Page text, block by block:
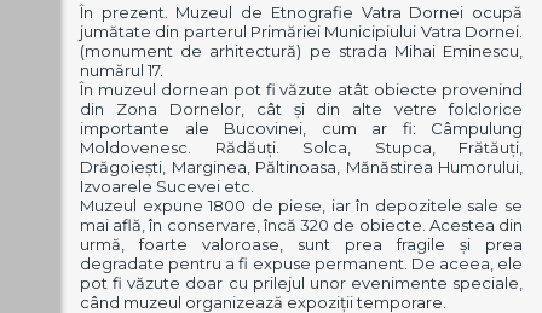
În prezent. Muzeul de Etnografie Vatra Dornei ocupă
jumătate din parterul Primăriei Municipiului Vatra Dornei.
(monument de arhitectură) pe strada Mihai Eminescu,
numărul 17.
În muzeul dornean pot fi văzute atât obiecte provenind
din Zona Dornelor, cât şi din alte vetre folclorice
importante ale Bucovinei, cum ar fi: Câmpulung
Moldovenesc. Rădăuţi. Solca, Stupca, Frătăuţi,
Drăgoieşti, Marginea, Păltinoasa, Mănăstirea Humorului,
Izvoarele Sucevei etc.
Muzeul expune 1800 de piese, iar în depozitele sale se
mai află, în conservare, încă 320 de obiecte. Acestea din
urmă, foarte valoroase, sunt prea fragile şi prea
degradate pentru a fi expuse permanent. De aceea, ele
pot fi văzute doar cu prilejul unor evenimente speciale,
când muzeul organizează expoziţii temporare.